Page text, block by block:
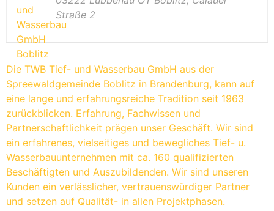
Straße 2
Die TWB Tief- und Wasserbau GmbH aus der
Spreewaldgemeinde Boblitz in Brandenburg, kann auf
eine lange und erfahrungsreiche Tradition seit 1963
zurückblicken. Erfahrung, Fachwissen und
Partnerschaftlichkeit prägen unser Geschäft. Wir sind
ein erfahrenes, vielseitiges und bewegliches Tief- u.
Wasserbauunternehmen mit ca. 160 qualifizierten
Beschäftigten und Auszubildenden. Wir sind unseren
Kunden ein verlässlicher, vertrauenswürdiger Partner
und setzen auf Qualität- in allen Projektphasen.